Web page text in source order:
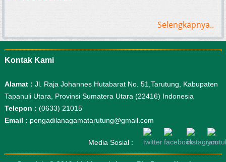
Selengkapnya..
Kontak Kami
Alamat : Jl. Raja Johannes Hutabarat No. 51,Tarutung, Kabupaten
Tapanuli Utara, Provinsi Sumatera Utara (22416) Indonesia
Telepon : (0633) 21015
Email : pengadilanagamatarutung@gmail.com
Media Sosial :